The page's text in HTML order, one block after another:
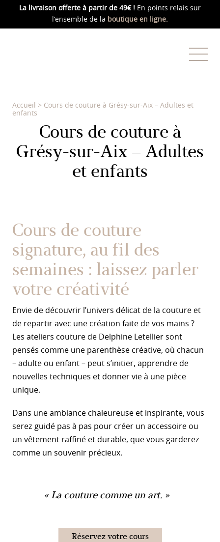
La livraison offerte à partir de 49€ ! En points relais sur
l’ensemble de la boutique en ligne.
Accueil > Cours de couture à Grésy-sur-Aix – Adultes et
enfants
Cours de couture à
Grésy-sur-Aix – Adultes
et enfants
Cours de couture
signature, au fil des
semaines : laissez parler
votre créativité
Envie de découvrir l’univers délicat de la couture et
de repartir avec une création faite de vos mains ?
Les ateliers couture de Delphine Letellier sont
pensés comme une parenthèse créative, où chacun
– adulte ou enfant – peut s’initier, apprendre de
nouvelles techniques et donner vie à une pièce
unique.
Dans une ambiance chaleureuse et inspirante, vous
serez guidé pas à pas pour créer un accessoire ou
un vêtement raffiné et durable, que vous garderez
comme un souvenir précieux.
La couture comme un art.
Réservez votre cours